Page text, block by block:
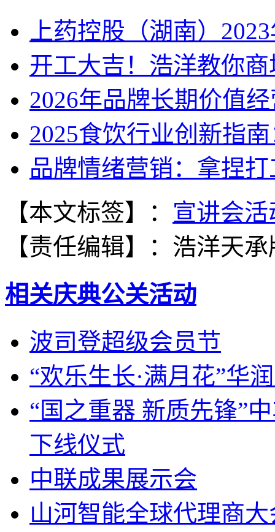
上药控股（湖南）
开工大吉！浩洋教你
2026年品牌长期价值
2025食饮行业创新指
品牌情绪营销：拿捏
【本文标签】： 宣讲会活
【责任编辑】： 浩洋天承
相关庆典公关活动
波司登超级会员节
“欢乐生长·满月花”华
“国之重器 新质先锋”
下线仪式
中联成果展示会
山河智能全球代理商大